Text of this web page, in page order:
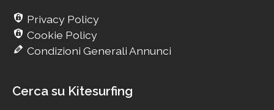
Privacy Policy
Cookie Policy
Condizioni Generali Annunci
Cerca su Kitesurfing